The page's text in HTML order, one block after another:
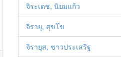
จิระเดช, นิยมแก้ว
จิรายุ, สุขโข
จิรายุส, ชาวประเสริฐ